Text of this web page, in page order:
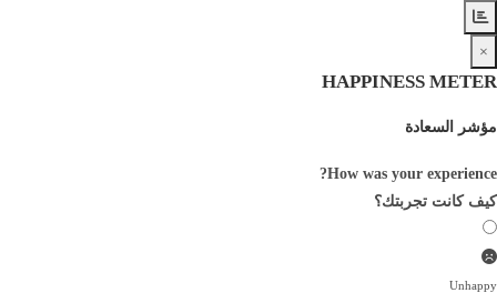
×
HAPPINESS METER
مؤشر السعادة
How was your experience?
كيف كانت تجربتك؟
Unhappy